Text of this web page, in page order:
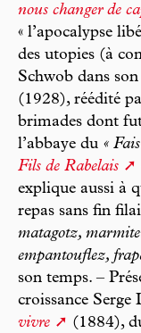
nous changer de
« l’apocalypse
des utopies (à
Schwob dans
(1928), réédité
brimades dont
l’abbaye du «
Fils de Rabelais
explique aussi à
repas sans fin
matagotz,
empantouflez,
son temps. –
croissance Serge
vivre
(1884),